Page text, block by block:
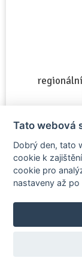
Tato webová
Dobrý den, tato
cookie k
cookie pro
nastaveny až po